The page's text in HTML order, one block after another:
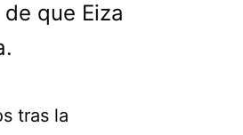
que Eiza
tras la